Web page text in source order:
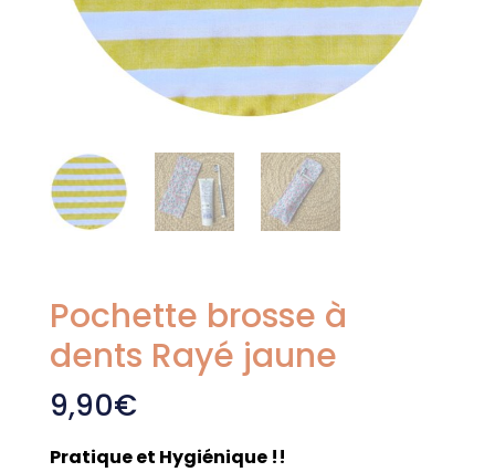
Pochette brosse à
dents Rayé jaune
9,90€
Pratique et Hygiénique !!